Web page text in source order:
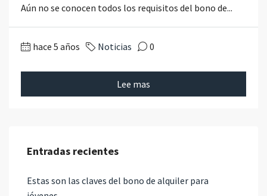
Aún no se conocen todos los requisitos del bono de...
hace 5 años Noticias 0
Lee mas
Entradas recientes
Estas son las claves del bono de alquiler para